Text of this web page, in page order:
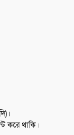
করে থাকি।